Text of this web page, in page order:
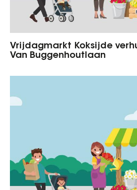
Vrijdagmarkt Koksijde
Van Buggenhoutlaan